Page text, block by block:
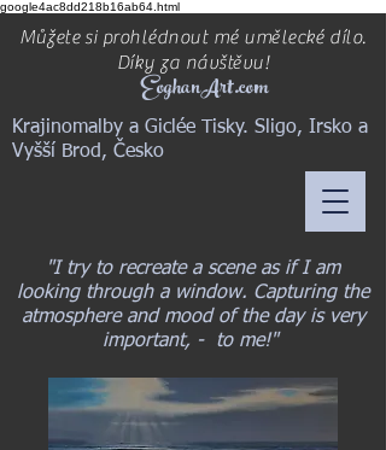
google4ac8dd218b16ab64.html
EoghanArt.com
Krajinomalby a Giclée Tisky. Sligo, Irsko a
Vyšší Brod, Česko
Můžete si prohlédnout mé umělecké dílo.
Díky za návštěvu!
"I try to recreate a scene as if I am
looking through a window. Capturing the
atmosphere and mood of the day is very
important, - to me!"